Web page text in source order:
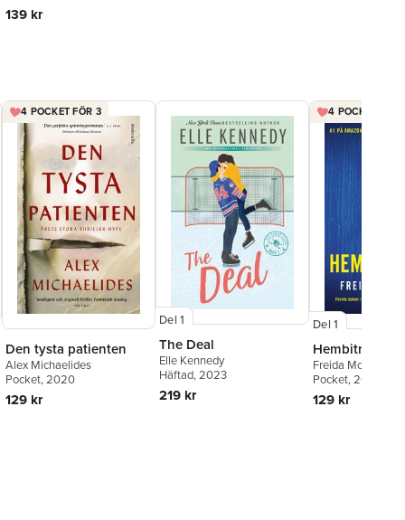
139 kr
4 POCKET FÖR 3
Den tysta patienten
Alex Michaelides
Pocket, 2020
129 kr
Del 1
The Deal
Elle Kennedy
Häftad, 2023
219 kr
4 POCKET FÖR
Del 1
Hembiträdet
Freida McFadden
Pocket, 2025
129 kr